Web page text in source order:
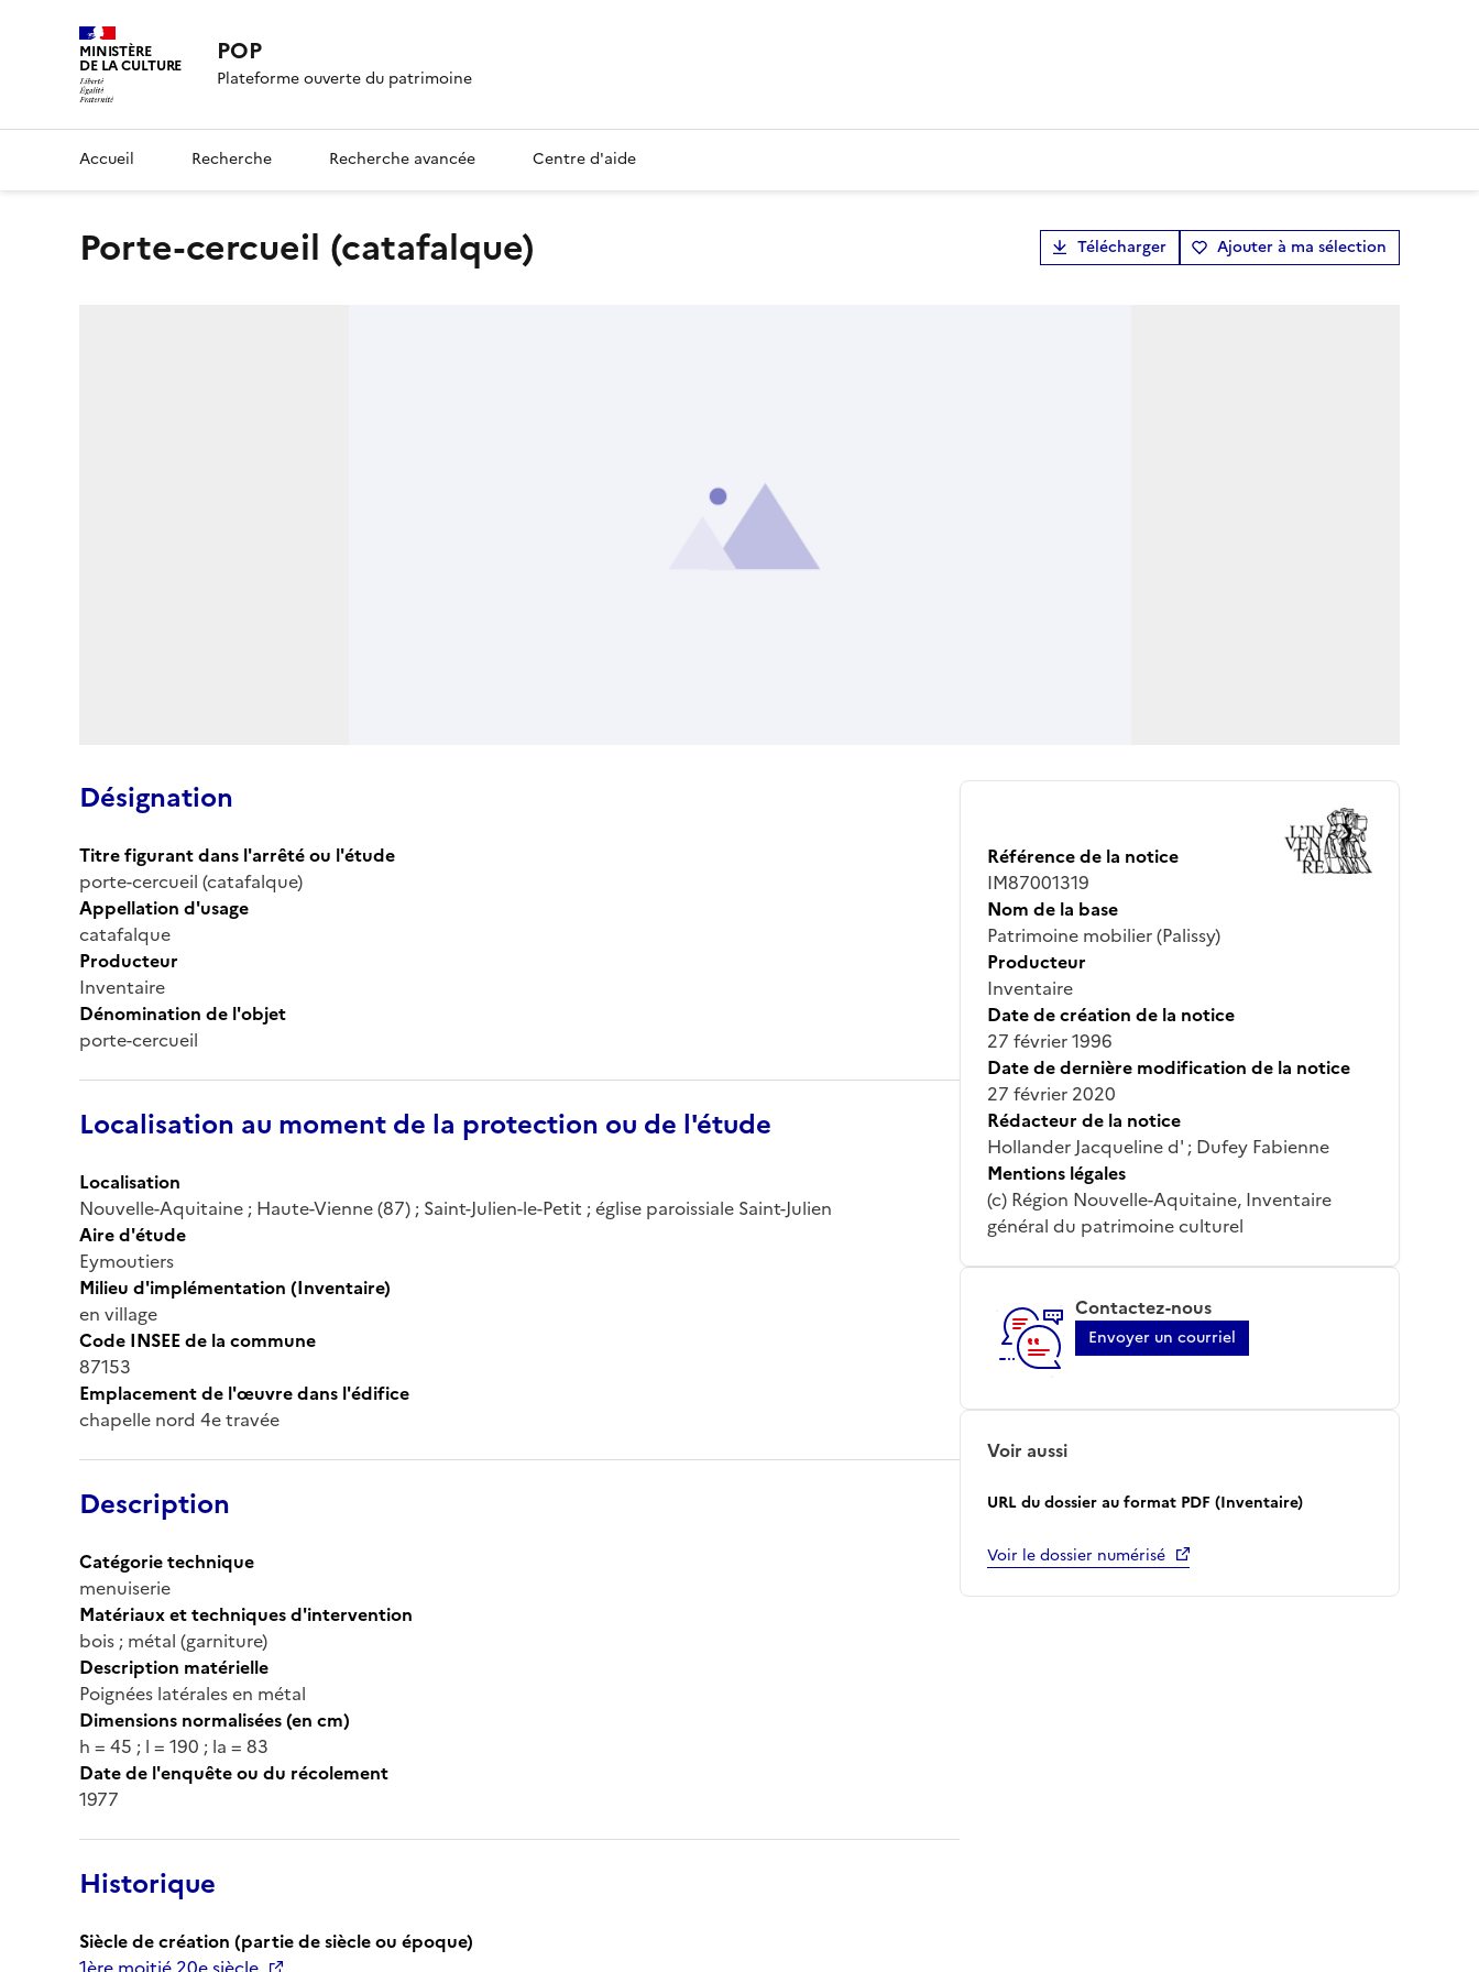
MINISTÈRE
DE LA CULTURE POP
Plateforme ouverte du patrimoine
Accueil Recherche Recherche avancée Centre d'aide
porte-cercueil (catafalque) Télécharger Ajouter à ma sélection
Désignation
Titre figurant dans l'arrêté ou l'étude
porte-cercueil (catafalque)
Appellation d'usage
catafalque
Producteur
Inventaire
Dénomination de l'objet
porte-cercueil
Localisation au moment de la protection ou de l'étude
Localisation
Nouvelle-Aquitaine ; Haute-Vienne (87) ; Saint-Julien-le-Petit ; église paroissiale Saint-Julien
Aire d'étude
Eymoutiers
Milieu d'implémentation (Inventaire)
en village
Code INSEE de la commune
87153
Emplacement de l'œuvre dans l'édifice
chapelle nord 4e travée
Description
Catégorie technique
menuiserie
Matériaux et techniques d'intervention
bois ; métal (garniture)
Description matérielle
Poignées latérales en métal
Dimensions normalisées (en cm)
h = 45 ; l = 190 ; la = 83
Date de l'enquête ou du récolement
1977
Historique
Siècle de création (partie de siècle ou époque)
Référence de la notice
IM87001319
Nom de la base
Patrimoine mobilier (Palissy)
Producteur
Inventaire
Date de création de la notice
27 février 1996
Date de dernière modification de la notice
27 février 2020
Rédacteur de la notice
Hollander Jacqueline d' ; Dufey Fabienne
Mentions légales
(c) Région Nouvelle-Aquitaine, Inventaire
général du patrimoine culturel
Contactez-nous
Envoyer un courriel
Voir aussi
URL du dossier au format PDF (Inventaire)
Voir le dossier numérisé